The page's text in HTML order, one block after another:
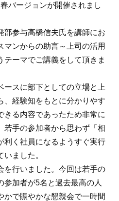
バージョンが開催されまし
部参与高橋信夫氏を講師にお
マンからの助言～上司の活用
ーマでご講義をして頂きま
ースに部下としての立場と上
、経験知をもとに分かりやす
きる内容であったため非常に
若手の参加者から思わず「相
利く社員になるようすぐ実行
ました。
を行いました。今回は若手の
加者が5名と過去最高の人
かで賑やかな懇親会で一時間